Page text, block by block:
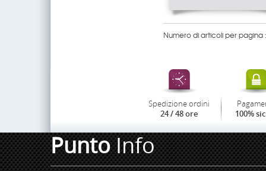
Numero di articoli per pagina
Spedizione ordini
24 / 48 ore 100%
PuntoInfo